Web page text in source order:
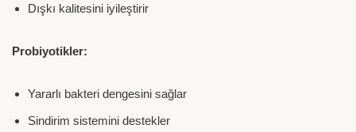
Dışkı kalitesini iyileştirir
Probiyotikler:
Yararlı bakteri dengesini sağlar
Sindirim sistemini destekler